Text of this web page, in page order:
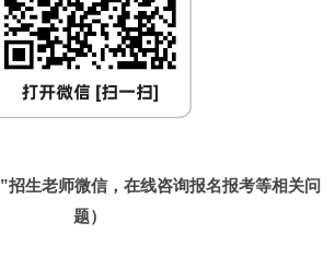
”招生老师微信，在线咨询报名报考等相关问
题）